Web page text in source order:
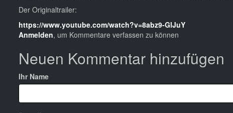
Der Originaltrailer:
https://www.youtube.com/watch?v=8abz9-GlJuY
Anmelden, um Kommentare verfassen zu können
Neuen Kommentar hinzufügen
Ihr Name